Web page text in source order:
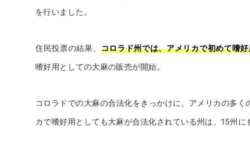
を行いました。
住民投票の結果、 コロラド州では、アメリカで初めて嗜
嗜好用としての大麻の販売が開始。
コロラドでの大麻の合法化をきっかけに、アメリカの多
カで嗜好用としても大麻が合法化されている州は、15州に